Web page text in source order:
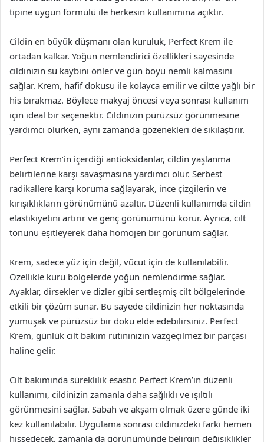
tipine uygun formülü ile herkesin kullanımına açıktır.
Cildin en büyük düşmanı olan kuruluk, Perfect Krem ile
ortadan kalkar. Yoğun nemlendirici özellikleri sayesinde
cildinizin su kaybını önler ve gün boyu nemli kalmasını
sağlar. Krem, hafif dokusu ile kolayca emilir ve ciltte yağlı bir
his bırakmaz. Böylece makyaj öncesi veya sonrası kullanım
için ideal bir seçenektir. Cildinizin pürüzsüz görünmesine
yardımcı olurken, aynı zamanda gözenekleri de sıkılaştırır.
Perfect Krem’in içerdiği antioksidanlar, cildin yaşlanma
belirtilerine karşı savaşmasına yardımcı olur. Serbest
radikallere karşı koruma sağlayarak, ince çizgilerin ve
kırışıklıkların görünümünü azaltır. Düzenli kullanımda cildin
elastikiyetini artırır ve genç görünümünü korur. Ayrıca, cilt
tonunu eşitleyerek daha homojen bir görünüm sağlar.
Krem, sadece yüz için değil, vücut için de kullanılabilir.
Özellikle kuru bölgelerde yoğun nemlendirme sağlar.
Ayaklar, dirsekler ve dizler gibi sertleşmiş cilt bölgelerinde
etkili bir çözüm sunar. Bu sayede cildinizin her noktasında
yumuşak ve pürüzsüz bir doku elde edebilirsiniz. Perfect
Krem, günlük cilt bakım rutininizin vazgeçilmez bir parçası
haline gelir.
Cilt bakımında süreklilik esastır. Perfect Krem’in düzenli
kullanımı, cildinizin zamanla daha sağlıklı ve ışıltılı
görünmesini sağlar. Sabah ve akşam olmak üzere günde iki
kez kullanılabilir. Uygulama sonrası cildinizdeki farkı hemen
hissedecek, zamanla da görünümünde belirgin değişiklikler